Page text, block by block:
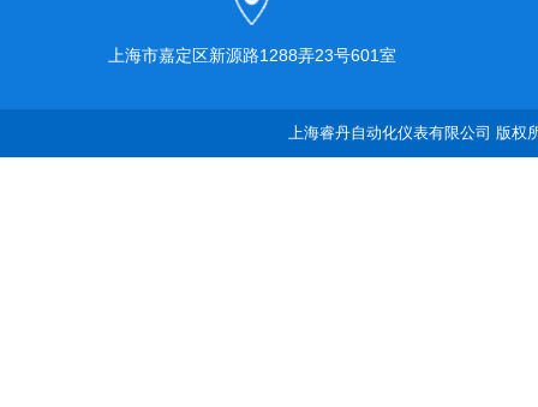
上海市嘉定区新源路1288弄23号601室
上海睿丹自动化仪表有限公司 版权